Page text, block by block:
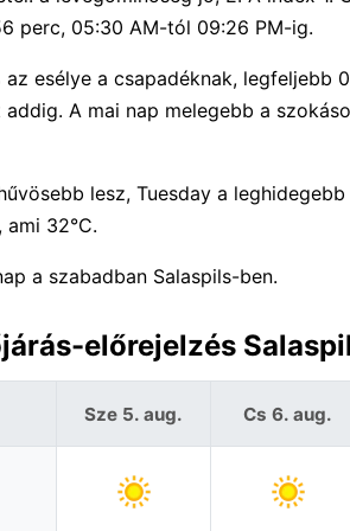
perc, 05:30 AM-tól 09:26 PM-ig.
az esélye a csapadéknak,
A mai nap melegebb a
lesz, Tuesday a
32°C.
a szabadban Salaspils-ben.
előrejelzés
Sze 5. aug. Cs 6. aug.